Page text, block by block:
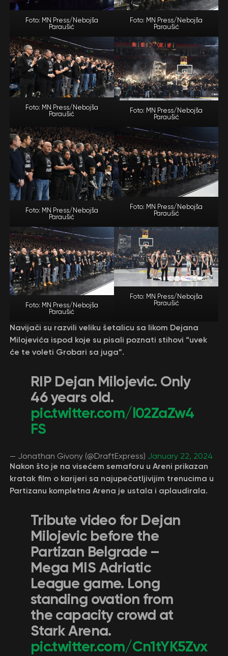
Foto: MN Press/Nebojša
Paraušić
Foto: MN Press/Nebojša
Paraušić
Foto: MN Press/Nebojša
Paraušić
Foto: MN Press/Nebojša
Paraušić
Foto: MN Press/Nebojša
Paraušić
Foto: MN Press/Nebojša
Paraušić
Foto: MN Press/Nebojša
Paraušić
Foto: MN Press/Nebojša
Paraušić
Navijači su razvili veliku šetalicu sa likom Dejana
Milojevića ispod koje su pisali poznati stihovi “uvek
će te voleti Grobari sa juga”.
RIP Dejan Milojevic. Only
46 years old.
pic.twitter.com/l02ZaZw4
FS
— Jonathan Givony (@DraftExpress) January 22, 2024
Nakon što je na visećem semaforu u Areni prikazan
kratak film o karijeri sa najupečatljivijim trenucima u
Partizanu kompletna Arena je ustala i aplaudirala.
Tribute video for Dejan
Milojevic before the
Partizan Belgrade –
Mega MIS Adriatic
League game. Long
standing ovation from
the capacity crowd at
Stark Arena.
pic.twitter.com/Cn1tYK5Zvx